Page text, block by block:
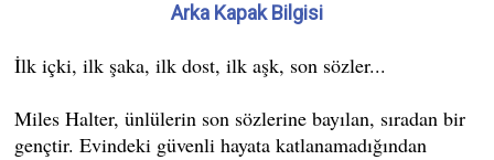
Arka Kapak Bilgisi